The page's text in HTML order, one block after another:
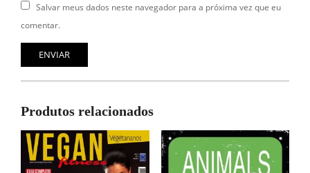
Salvar meus dados neste navegador para a próxima vez que eu
comentar.
Produtos relacionados